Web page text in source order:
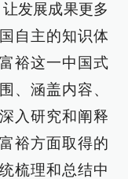
发展成果更多
自主的知识体
裕这一中国式
、涵盖内容、
入研究和阐释
裕方面取得的
梳理和总结中